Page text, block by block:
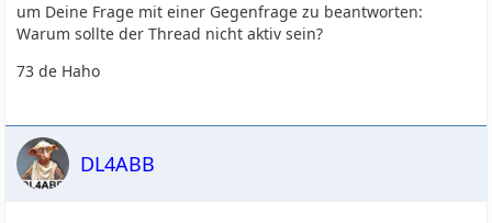
um Deine Frage mit einer Gegenfrage zu beantworten:
Warum sollte der Thread nicht aktiv sein?
73 de Haho
DL4ABB